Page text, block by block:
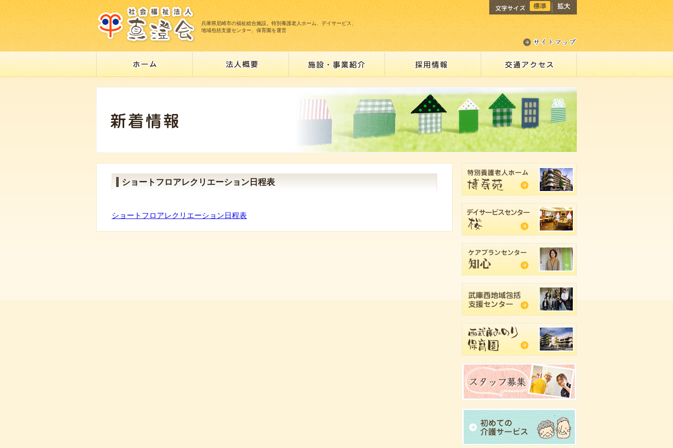
兵庫県尼崎市の福祉総合施設。特別養護老人ホーム、デイサービス、
地域包括支援センター、保育園を運営
ショートフロアレクリエーション日程表
ショートフロアレクリエーション日程表